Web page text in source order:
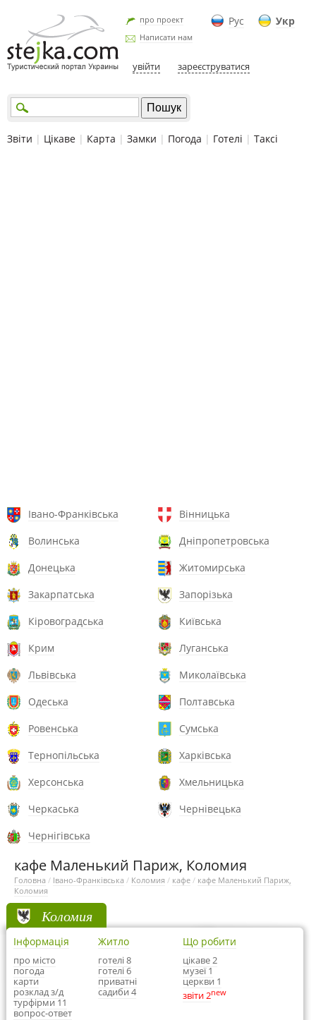
Рус Укр
про проект
Написати нам
увійти зареєструватися
Звіти | Цікаве | Карта | Замки | Погода | Готелі | Таксі
Івано-Франківська
Вінницька
Волинська
Дніпропетровська
Донецька
Житомирська
Закарпатська
Запорізька
Кіровоградська
Київська
Крим
Луганська
Львівська
Миколаївська
Одеська
Полтавська
Ровенська
Сумська
Тернопільська
Харківська
Херсонська
Хмельницька
Черкаська
Чернівецька
Чернігівська
кафе Маленький Париж, Коломия
Головна / Івано-Франківська / Коломия / кафе / кафе Маленький Париж,
Коломия
Коломия
Інформація
про місто
погода
карти
розклад з/д
турфірми 11
вопрос-ответ
Житло
готелі 8
готелі 6
приватні
садиби 4
Що робити
цікаве 2
музеї 1
церкви 1
звіти 2new